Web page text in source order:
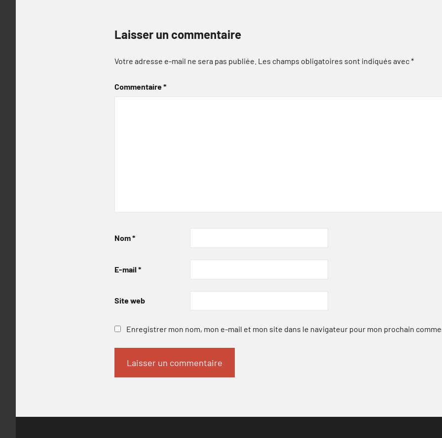
Laisser un commentaire
Votre adresse e-mail ne sera pas publiée. Les champs obligatoires sont indiqués avec*
Commentaire*
Nom*
E-mail *
Site web
Enregistrer mon nom, mon e-mail et mon site dans le navigateur pour mon prochain